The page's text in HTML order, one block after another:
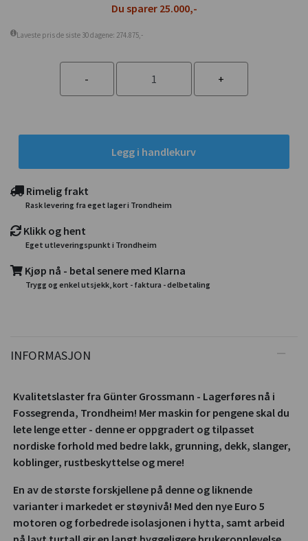
Du sparer 25.000,-
Laveste pris de siste 30 dagene: 274.875,-
Legg i handlekurv
Rimelig frakt
Rask levering fra eget lager i Trondheim
Klikk og hent
Eget utleveringspunkt i Trondheim
Kjøp nå - betal senere med Klarna
Trygg og enkel utsjekk, kort - faktura - delbetaling
INFORMASJON
Kvalitetslaster fra Günter Grossmann - Lagerføres nå i
Fossegrenda, Trondheim! Mer maskin for pengene skal du
lete lenge etter - denne er oppgradert og tilpasset
nordiske forhold med bedre lakk, grunning, dekk, slanger,
koblinger, rustbeskyttelse og mere!
En av de største forskjellene på denne og liknende
varianter i markedet er støynivå! Med den nye Euro 5
motoren og forbedrede isolasjonen i hytta, samt arbeid